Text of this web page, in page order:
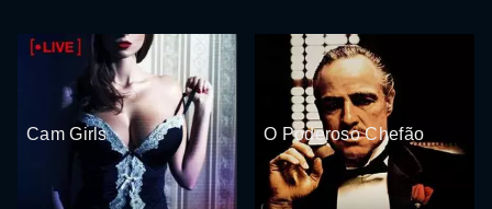
Cam Girls O Poderoso Chefão